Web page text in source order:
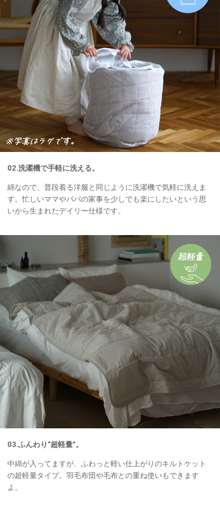
02.洗濯機で手軽に洗える。
綿なので、普段着る洋服と同じように洗濯機で気軽に洗えま
す。忙しいママやパパの家事を少しでも楽にしたいという思
いから生まれたデイリー仕様です。
03.ふんわり“超軽量”。
中綿が入ってますが、ふわっと軽い仕上がりのキルトケット
の超軽量タイプ。羽毛布団や毛布との重ね使いもできます
よ。